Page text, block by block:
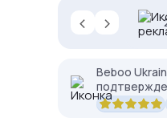
‹ ›
Beboo